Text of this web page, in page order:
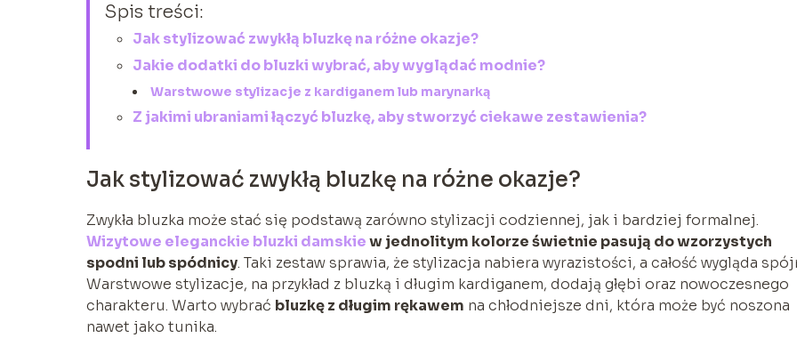
Spis treści:
Jak stylizować zwykłą bluzkę na różne okazje?
Jakie dodatki do bluzki wybrać, aby wyglądać modnie?
Warstwowe stylizacje z kardiganem lub marynarką
Z jakimi ubraniami łączyć bluzkę, aby stworzyć ciekawe zestawienia?
Jak stylizować zwykłą bluzkę na różne okazje?
Zwykła bluzka może stać się podstawą zarówno stylizacji codziennej, jak i bardziej formalnej.
Wizytowe eleganckie bluzki damskiew jednolitym kolorze świetnie pasują do wzorzystych
spodni lub spódnicy. Taki zestaw sprawia, że stylizacja nabiera wyrazistości, a całość wygląda
Warstwowe stylizacje, na przykład z bluzką i długim kardiganem, dodają głębi oraz nowoczesnego
charakteru. Warto wybrać bluzkę z długim rękawem na chłodniejsze dni, która może być noszona
nawet jako tunika.